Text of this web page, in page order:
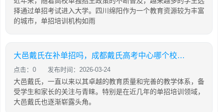
择通过单招考试进入大学。四川绵阳作为一个教育资源较为丰富
的城市，单招培训机构如雨
大邑戴氏在补单招吗，成都戴氏高考中心哪个校区比较好
点击：0 发布时间：2026-03-24
大邑戴氏，一直以来以其卓越的教育质量和完善的教学体系，备
受学生和家长的关注与青睐。特别是在近几年的单招培训领域，
大邑戴氏也逐渐崭露头角。